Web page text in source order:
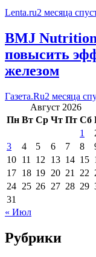
Lenta.ru2 месяца
BMJ
повысить
железом
Газета.Ru2 месяца
Август 2026
Пн Вт Ср Чт Пт Сб
1
3
4 5 6 7 8
10 11 12 13 14 15
17 18 19 20 21 22
24 25 26 27 28 29
31
« Июл
Рубрики